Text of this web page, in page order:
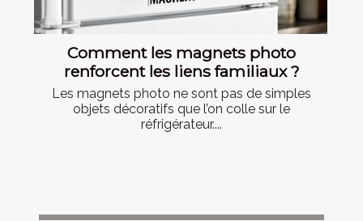
Comment les magnets photo
renforcent les liens familiaux ?
Les magnets photo ne sont pas de simples
objets décoratifs que l’on colle sur le
réfrigérateur....